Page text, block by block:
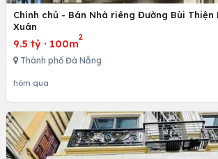
Chính chủ - Bán Nhà riêng Đường Bùi Thiện
Xuân
9.5 tỷ · 100m
2
Thành phố Đà Nẵng
hôm qua